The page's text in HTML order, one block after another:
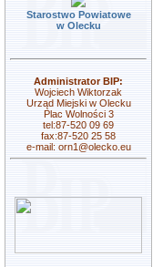
Starostwo Powiatowe
w Olecku
Administrator BIP:
Wojciech Wiktorzak
Urząd Miejski w Olecku
Plac Wolności 3
tel:87-520 09 69
fax:87-520 25 58
e-mail: orn1@olecko.eu